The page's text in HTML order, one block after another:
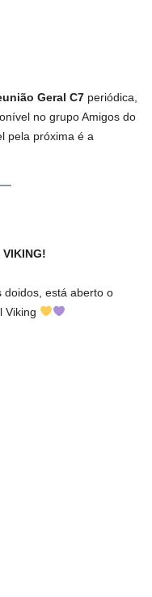
Geral C7 periódica,
no grupo Amigos do
pela próxima é a
doidos, está aberto o
Viking